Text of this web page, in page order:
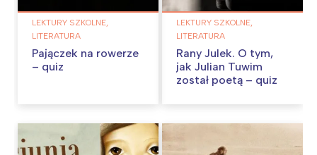
LEKTURY SZKOLNE,
LITERATURA
Pajączek na rowerze
– quiz
LEKTURY SZKOLNE,
LITERATURA
Rany Julek. O tym,
jak Julian Tuwim
został poetą – quiz